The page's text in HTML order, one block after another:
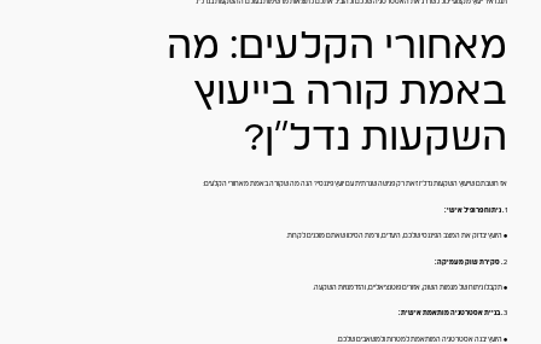
תגלו איך ייעוץ מקצועי יכול לשדרג את האסטרטגיה שלכם ולהוביל אתכם לתוצאות מרשימות בעולם ההשקעות בנדל"ן.
מאחורי הקלעים: מה
באמת קורה בייעוץ
השקעות נדל"ן?
אז חשבתם שייעוץ השקעות נדל"ן זאת רק פגישה שגרתית עם יועץ פיננסי? הנה מה שקורה באמת מאחורי הקלעים:
1 . ניתוח פרופיל אישי:
• היועץ יבדוק את המצב הפיננסי שלכם, היעדים, ורמת הסיכון שאתם מוכנים לקחת.
2 . סקירת שוק מעמיקה:
• תקבלו ניתוח של מגמות השוק, אזורים פוטנציאליים, והזדמנויות השקעה.
3 . בניית אסטרטגיה מותאמת אישית:
• היועץ יבנה אסטרטגיה המותאמת למטרות ולמשאבים שלכם.